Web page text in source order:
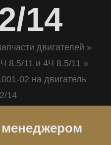
14
двигателей »
8.5/11 и 4Ч 8.5/11 »
02 на двигатель
14